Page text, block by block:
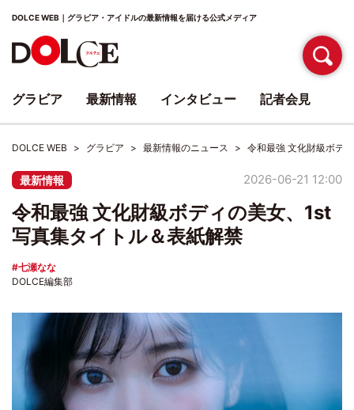
DOLCE WEB｜グラビア・アイドルの最新情報を届ける公式メディア
DOLCE WEB グラビア 最新情報のニュース 令和最強 文化財級ボデ
最新情報 2026-06-21 12:00
令和最強 文化財級ボディの美女、1st
写真集タイトル＆表紙解禁
七瀬なな
DOLCE編集部
グラビア 最新情報 インタビュー 記者会見